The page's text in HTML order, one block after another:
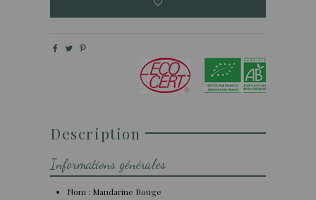
Description
Informations générales
Nom : Mandarine Rouge